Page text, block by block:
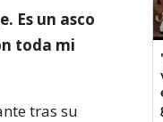
Es un asco
toda mi
tras su